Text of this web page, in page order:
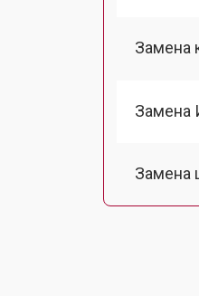
Замена
Замена
Замена